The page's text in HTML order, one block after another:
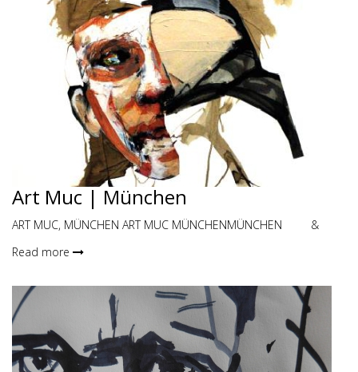
Art Muc | München
ART MUC, MÜNCHEN ART MUC MÜNCHENMÜNCHEN &
Read more